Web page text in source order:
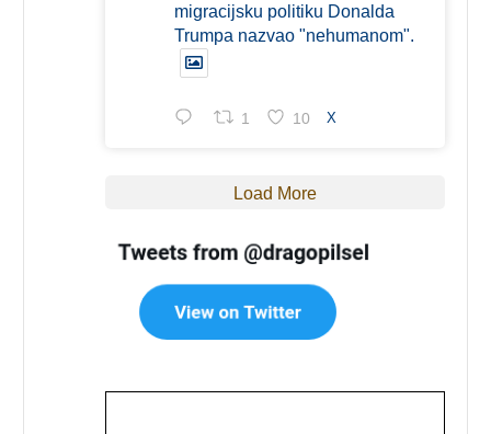
migracijsku politiku Donalda
Trumpa nazvao "nehumanom".
1 10 X
Load More